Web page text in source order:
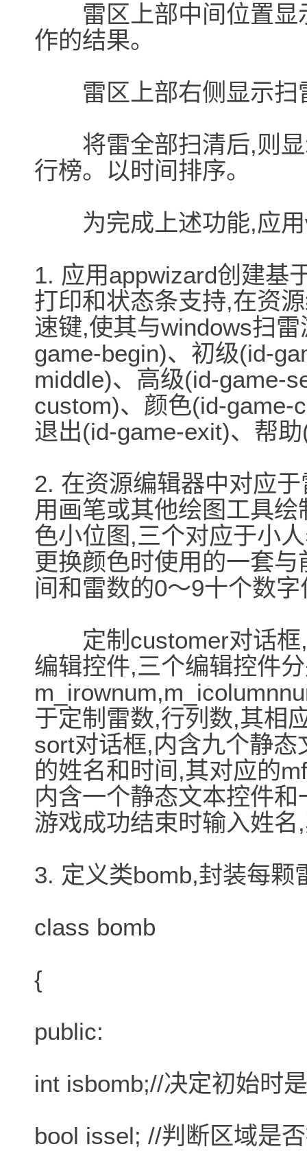
雷区上部中间位置显
作的结果。
雷区上部右侧显示扫
将雷全部扫清后,则显
行榜。以时间排序。
为完成上述功能,应用
1. 应用appwizard创建基
打印和状态条支持,在资
速键,使其与windows扫
game-begin)、初级(id-
middle)、高级(id-game-
custom)、颜色(id-game-
退出(id-game-exit)、帮
2. 在资源编辑器中对应
用画笔或其他绘图工具
色小位图,三个对应于小
更换颜色时使用的一套
间和雷数的0～9十个数
定制customer对话框,
编辑控件,三个编辑控件
于定制雷数,行列数,其相
sort对话框,内含九个静
的姓名和时间,其对应的
内含一个静态文本控件
游戏成功结束时输入姓
3. 定义类bomb,封装每颗
class bomb
{
public:
int isbomb;//决定初始时
bool issel; //判断区域是